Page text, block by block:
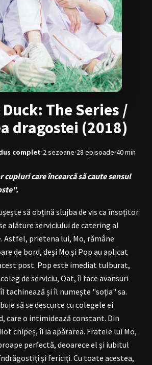
BL Coreea de Sud
BL Taiwan
BL Vietnam
Cupluri Mixte
Ieși
The Series /
dragostei (2018)
complet·2 sezoane·28 episoade·40 min
care încearcă să caute sensul
să obțină slujba de vis ca însoțitor
alăture serviciului de catering al
Astfel, prietena lui, Mo, rămâne
de bord, deși Mo și Pop au aplicat
post. Pop este imediat tulburat,
de serviciu, Oat, îi face avansuri
tachinează și îl numește "soția" sa.
să se descurce cu colegele ei
care o intimidează constant. Din
chipeș, îi ia apărarea. Fratele lui Mo,
perfectă, deoarece el și iubitul
și fericiți. Cu toate acestea,